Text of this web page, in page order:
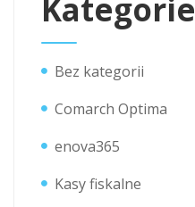
Kategorie
Bez kategorii
Comarch Optima
enova365
Kasy fiskalne